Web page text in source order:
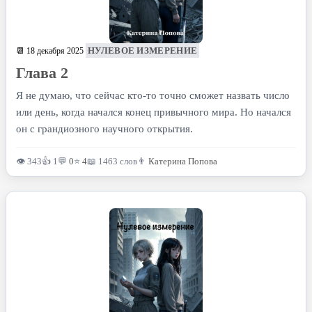
📆 18 декабря 2025 НУЛЕВОЕ ИЗМЕРЕНИЕ
Глава 2
Я не думаю, что сейчас кто-то точно сможет назвать число
или день, когда начался конец привычного мира. Но начался
он с грандиозного научного открытия.
👁 343👍 1💬 0⭐ 4📖 1463 слов 👨 Катерина Попова